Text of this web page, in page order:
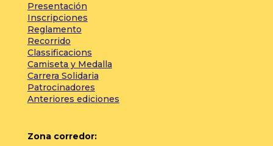
Presentación
Inscripciones
Reglamento
Recorrido
Classificacions
Camiseta y Medalla
Carrera Solidaria
Patrocinadores
Anteriores ediciones
Zona corredor: